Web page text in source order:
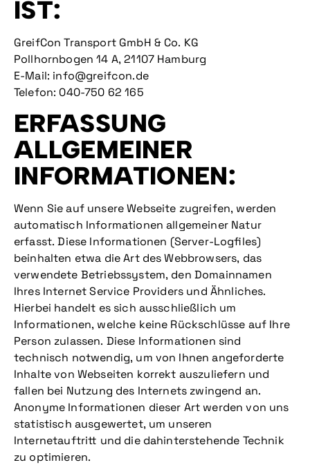
IST:
GreifCon Transport GmbH & Co. KG
Pollhornbogen 14 A, 21107 Hamburg
E-Mail: info@greifcon.de
Telefon: 040-750 62 165
ERFASSUNG
ALLGEMEINER
INFORMATIONEN:
Wenn Sie auf unsere Webseite zugreifen, werden
automatisch Informationen allgemeiner Natur
erfasst. Diese Informationen (Server-Logfiles)
beinhalten etwa die Art des Webbrowsers, das
verwendete Betriebssystem, den Domainnamen
Ihres Internet Service Providers und Ähnliches.
Hierbei handelt es sich ausschließlich um
Informationen, welche keine Rückschlüsse auf Ihre
Person zulassen. Diese Informationen sind
technisch notwendig, um von Ihnen angeforderte
Inhalte von Webseiten korrekt auszuliefern und
fallen bei Nutzung des Internets zwingend an.
Anonyme Informationen dieser Art werden von uns
statistisch ausgewertet, um unseren
Internetauftritt und die dahinterstehende Technik
zu optimieren.